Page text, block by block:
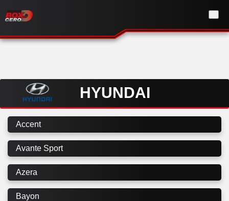
HYUNDAI
Accent
Avante Sport
Azera
Bayon